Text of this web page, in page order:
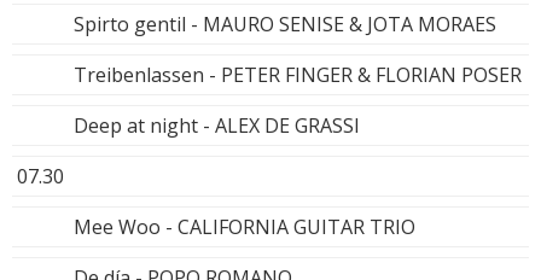
Spirto gentil - MAURO SENISE & JOTA MORAES
Treibenlassen - PETER FINGER & FLORIAN POSER
Deep at night - ALEX DE GRASSI
07.30
Mee Woo - CALIFORNIA GUITAR TRIO